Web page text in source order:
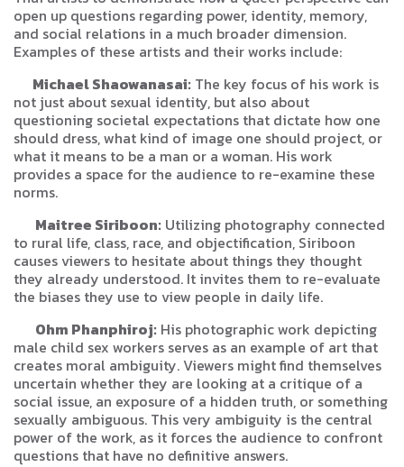
open up questions regarding power, identity, memory,
and social relations in a much broader dimension.
Examples of these artists and their works include:
Michael Shaowanasai: The key focus of his work is
not just about sexual identity, but also about
questioning societal expectations that dictate how one
should dress, what kind of image one should project, or
what it means to be a man or a woman. His work
provides a space for the audience to re-examine these
norms.
Maitree Siriboon: Utilizing photography connected
to rural life, class, race, and objectification, Siriboon
causes viewers to hesitate about things they thought
they already understood. It invites them to re-evaluate
the biases they use to view people in daily life.
Ohm Phanphiroj: His photographic work depicting
male child sex workers serves as an example of art that
creates moral ambiguity. Viewers might find themselves
uncertain whether they are looking at a critique of a
social issue, an exposure of a hidden truth, or something
sexually ambiguous. This very ambiguity is the central
power of the work, as it forces the audience to confront
questions that have no definitive answers.